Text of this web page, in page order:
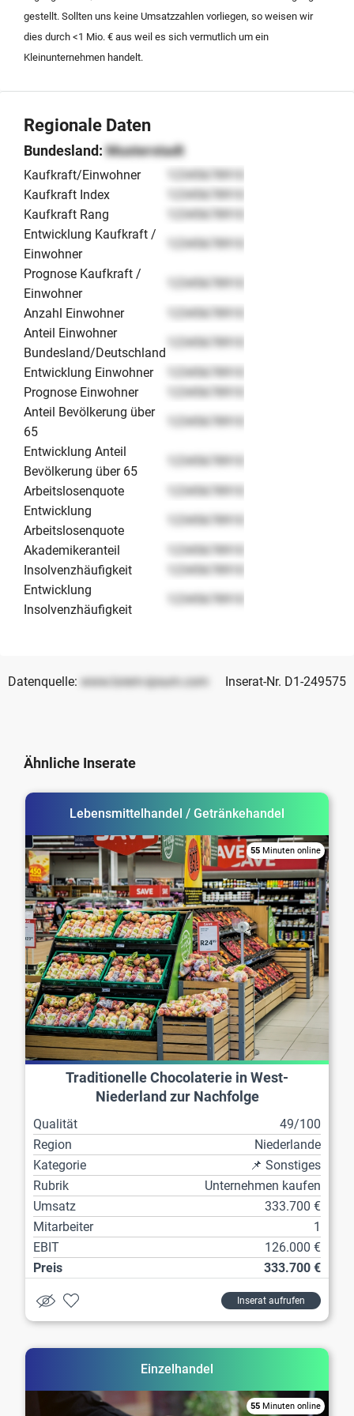
Marke unter neuer Führung zu entfalten.
gestellt. Sollten uns keine Umsatzzahlen vorliegen, so weisen wir
dies durch <1 Mio. € aus weil es sich vermutlich um ein
Kleinunternehmen handelt.
Regionale Daten
Bundesland:Musterstadt
Kaufkraft/Einwohner
12345678910
Kaufkraft Index
12345678910
Kaufkraft Rang
12345678910
Entwicklung Kaufkraft /
Einwohner
12345678910
Prognose Kaufkraft /
Einwohner
12345678910
Anzahl Einwohner
12345678910
Anteil Einwohner
Bundesland/Deutschland
12345678910
Entwicklung Einwohner
12345678910
Prognose Einwohner
12345678910
Anteil Bevölkerung über
65
12345678910
Entwicklung Anteil
Bevölkerung über 65
12345678910
Arbeitslosenquote
12345678910
Entwicklung
Arbeitslosenquote
12345678910
Akademikeranteil
12345678910
Insolvenzhäufigkeit
12345678910
Entwicklung
Insolvenzhäufigkeit
12345678910
Datenquelle: www.lorem-ipsum.com Inserat-Nr. D1-249575
Ähnliche Inserate
Lebensmittelhandel / Getränkehandel
55 Minuten online
Traditionelle Chocolaterie in West-
Niederland zur Nachfolge
Qualität
49/100
Region
Niederlande
Kategorie
📌 Sonstiges
Rubrik
Unternehmen kaufen
Umsatz
333.700 €
Mitarbeiter
1
EBIT
126.000 €
Preis
333.700 €
Inserat aufrufen
Einzelhandel
55 Minuten online